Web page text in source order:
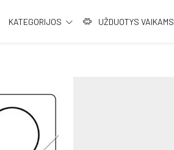
KATEGORIJOS UŽDUOTYS VAIKAMS